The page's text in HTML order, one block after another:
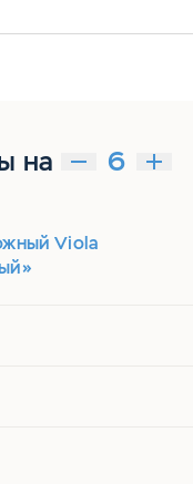
на
Viola